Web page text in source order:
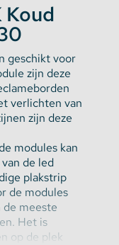
geschikt voor
zijn deze
verlichten van
zijn deze
modules kan
de led
plakstrip
de modules
meeste
Het is
op de plek